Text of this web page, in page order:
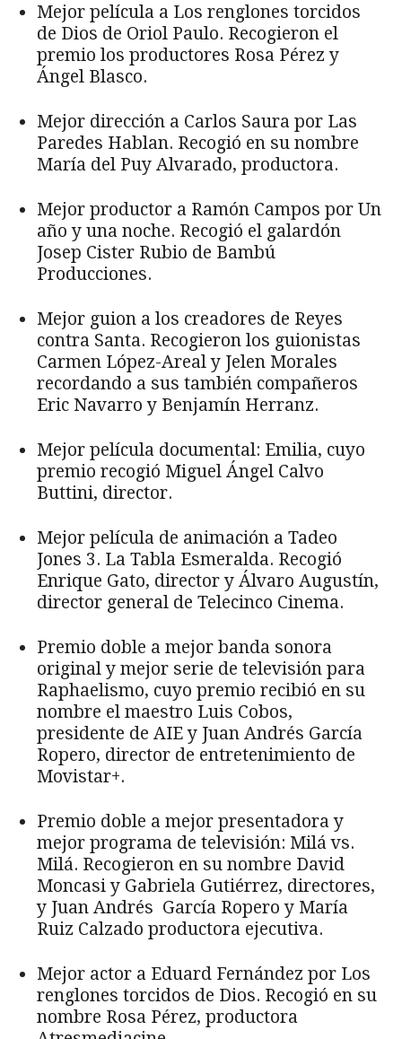
Mejor película a Los renglones torcidos
de Dios de Oriol Paulo. Recogieron el
premio los productores Rosa Pérez y
Ángel Blasco.
Mejor dirección a Carlos Saura por Las
Paredes Hablan. Recogió en su nombre
María del Puy Alvarado, productora.
Mejor productor a Ramón Campos por Un
año y una noche. Recogió el galardón
Josep Cister Rubio de Bambú
Producciones.
Mejor guion a los creadores de Reyes
contra Santa. Recogieron los guionistas
Carmen López-Areal y Jelen Morales
recordando a sus también compañeros
Eric Navarro y Benjamín Herranz.
Mejor película documental: Emilia, cuyo
premio recogió Miguel Ángel Calvo
Buttini, director.
Mejor película de animación a Tadeo
Jones 3. La Tabla Esmeralda. Recogió
Enrique Gato, director y Álvaro Augustín,
director general de Telecinco Cinema.
Premio doble a mejor banda sonora
original y mejor serie de televisión para
Raphaelismo, cuyo premio recibió en su
nombre el maestro Luis Cobos,
presidente de AIE y Juan Andrés García
Ropero, director de entretenimiento de
Movistar+.
Premio doble a mejor presentadora y
mejor programa de televisión: Milá vs.
Milá. Recogieron en su nombre David
Moncasi y Gabriela Gutiérrez, directores,
y Juan Andrés García Ropero y María
Ruiz Calzado productora ejecutiva.
Mejor actor a Eduard Fernández por Los
renglones torcidos de Dios. Recogió en su
nombre Rosa Pérez, productora